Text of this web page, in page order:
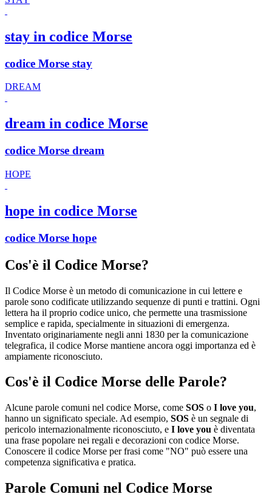
stay in codice Morse
codice Morse stay
DREAM
dream in codice Morse
codice Morse dream
HOPE
hope in codice Morse
codice Morse hope
Cos'è il Codice Morse?
Il Codice Morse è un metodo di comunicazione in cui lettere e
parole sono codificate utilizzando sequenze di punti e trattini. Ogni
lettera ha il proprio codice unico, che permette una trasmissione
semplice e rapida, specialmente in situazioni di emergenza.
Inventato originariamente negli anni 1830 per la comunicazione
telegrafica, il codice Morse mantiene ancora oggi importanza ed è
ampiamente riconosciuto.
Cos'è il Codice Morse delle Parole?
Alcune parole comuni nel codice Morse, come SOS o I love you,
hanno un significato speciale. Ad esempio, SOS è un segnale di
pericolo internazionalmente riconosciuto, e I love you è diventata
una frase popolare nei regali e decorazioni con codice Morse.
Conoscere il codice Morse per frasi come "NO" può essere una
competenza significativa e pratica.
Parole Comuni nel Codice Morse